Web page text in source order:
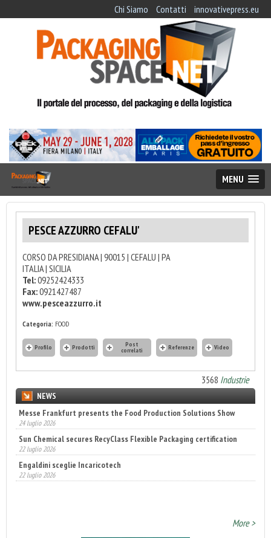
Chi Siamo Contatti innovativepress.eu
MENU
PESCE AZZURRO CEFALU'
CORSO DA PRESIDIANA | 90015 | CEFALU | PA
ITALIA | SICILIA
Tel:09252424333
Fax:0921427487
www.pesceazzurro.it
Categoria: FOOD
Profilo Prodotti Post
correlati Referenze Video
3568 Industrie
NEWS
Messe Frankfurt presents the Food Production Solutions Show
24 luglio 2026
Sun Chemical secures RecyClass Flexible Packaging certification
22 luglio 2026
Engaldini sceglie Incaricotech
22 luglio 2026
Annunciati i finalisti dei Diamonds Awards 2026 di FTA Europe
14 luglio 2026
More >